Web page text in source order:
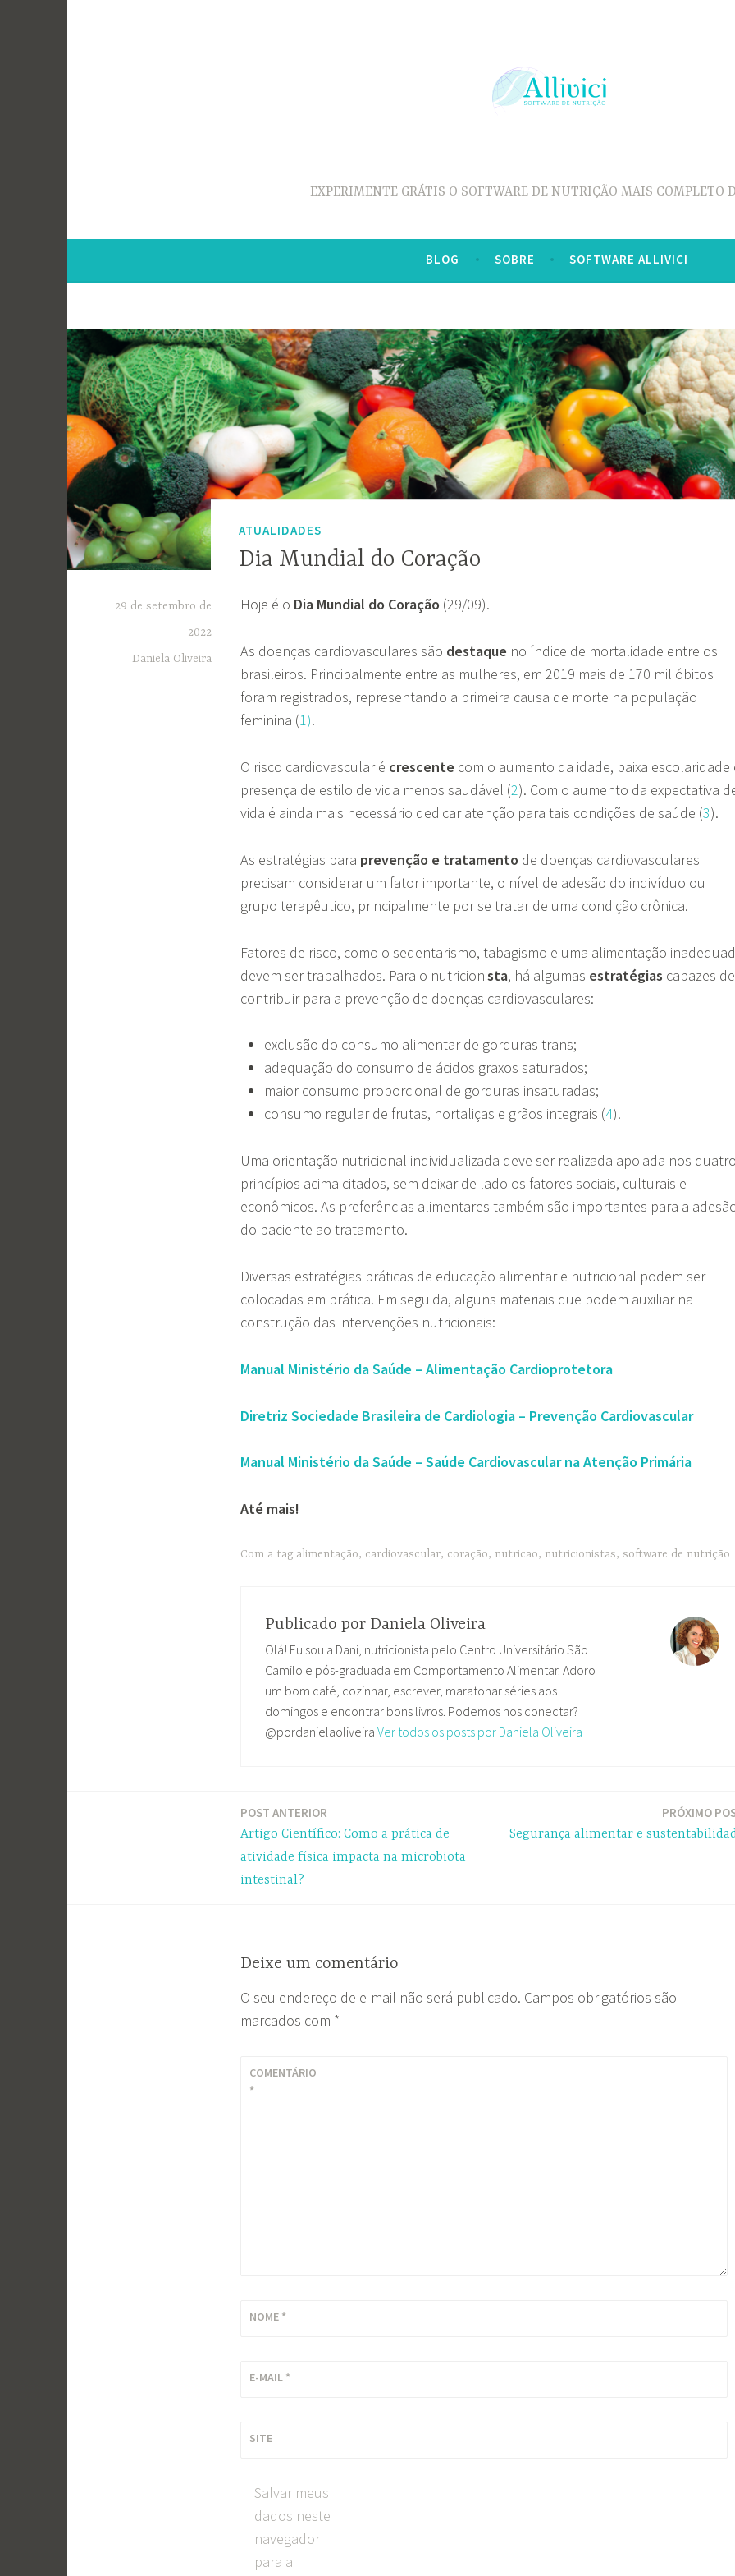
EXPERIMENTE GRÁTIS O SOFTWARE DE NUTRIÇÃO MAIS COMPLETO
BLOG SOBRE SOFTWARE ALLIVICI
ATUALIDADES
Dia Mundial do Coração
29 de setembro de
2022
Daniela Oliveira
Hoje é o Dia Mundial do Coração (29/09).
As doenças cardiovasculares são destaque no índice de mortalidade entre os
brasileiros. Principalmente entre as mulheres, em 2019 mais de 170 mil óbitos
foram registrados, representando a primeira causa de morte na população
feminina (1).
O risco cardiovascular é crescente com o aumento da idade, baixa escolaridade
presença de estilo de vida menos saudável (2). Com o aumento da expectativa
vida é ainda mais necessário dedicar atenção para tais condições de saúde (3).
As estratégias para prevenção e tratamento de doenças cardiovasculares
precisam considerar um fator importante, o nível de adesão do indivíduo ou
grupo terapêutico, principalmente por se tratar de uma condição crônica.
Fatores de risco, como o sedentarismo, tabagismo e uma alimentação
devem ser trabalhados. Para o nutricionista, há algumas estratégias capazes de
contribuir para a prevenção de doenças cardiovasculares:
exclusão do consumo alimentar de gorduras trans;
adequação do consumo de ácidos graxos saturados;
maior consumo proporcional de gorduras insaturadas;
consumo regular de frutas, hortaliças e grãos integrais (4).
Uma orientação nutricional individualizada deve ser realizada apoiada nos
princípios acima citados, sem deixar de lado os fatores sociais, culturais e
econômicos. As preferências alimentares também são importantes para a
do paciente ao tratamento.
Diversas estratégias práticas de educação alimentar e nutricional podem ser
colocadas em prática. Em seguida, alguns materiais que podem auxiliar na
construção das intervenções nutricionais:
Manual Ministério da Saúde – Alimentação Cardioprotetora
Diretriz Sociedade Brasileira de Cardiologia – Prevenção Cardiovascular
Manual Ministério da Saúde – Saúde Cardiovascular na Atenção Primária
Até mais!
Com a tag alimentação, cardiovascular, coração, nutricao, nutricionistas, software de nutrição
Publicado por Daniela Oliveira
Olá! Eu sou a Dani, nutricionista pelo Centro Universitário São
Camilo e pós-graduada em Comportamento Alimentar. Adoro
um bom café, cozinhar, escrever, maratonar séries aos
domingos e encontrar bons livros. Podemos nos conectar?
@pordanielaoliveira Ver todos os posts por Daniela Oliveira
POST ANTERIOR
Artigo Científico: Como a prática de
atividade física impacta na microbiota
intestinal?
PRÓXIMO
Segurança alimentar e
Deixe um comentário
O seu endereço de e-mail não será publicado. Campos obrigatórios são
marcados com *
COMENTÁRIO
*
NOME *
E-MAIL *
SITE
Salvar meus
dados neste
navegador
para a